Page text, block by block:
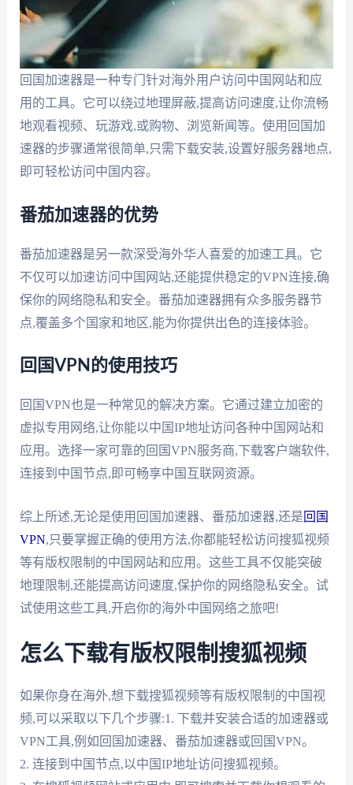
回国加速器是一种专门针对海外用户访问中国网站和应
用的工具。它可以绕过地理屏蔽,提高访问速度,让你流畅
地观看视频、玩游戏,或购物、浏览新闻等。使用回国加
速器的步骤通常很简单,只需下载安装,设置好服务器地点,
即可轻松访问中国内容。
番茄加速器的优势
番茄加速器是另一款深受海外华人喜爱的加速工具。它
不仅可以加速访问中国网站,还能提供稳定的VPN连接,确
保你的网络隐私和安全。番茄加速器拥有众多服务器节
点,覆盖多个国家和地区,能为你提供出色的连接体验。
回国VPN的使用技巧
回国VPN也是一种常见的解决方案。它通过建立加密的
虚拟专用网络,让你能以中国IP地址访问各种中国网站和
应用。选择一家可靠的回国VPN服务商,下载客户端软件,
连接到中国节点,即可畅享中国互联网资源。
综上所述,无论是使用回国加速器、番茄加速器,还是回国
VPN,只要掌握正确的使用方法,你都能轻松访问搜狐视频
等有版权限制的中国网站和应用。这些工具不仅能突破
地理限制,还能提高访问速度,保护你的网络隐私安全。试
试使用这些工具,开启你的海外中国网络之旅吧!
怎么下载有版权限制搜狐视频
如果你身在海外,想下载搜狐视频等有版权限制的中国视
频,可以采取以下几个步骤:1. 下载并安装合适的加速器或
VPN工具,例如回国加速器、番茄加速器或回国VPN。
2. 连接到中国节点,以中国IP地址访问搜狐视频。